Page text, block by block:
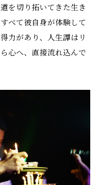
を切り拓いてきた生き
べて彼自身が体験して
力があり、人生譚はリ
心へ、直接流れ込んで